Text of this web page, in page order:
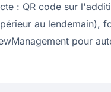
: QR code sur
au lendemain),
pour